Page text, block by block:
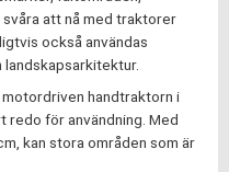
att nå med traktorer
också användas
handtraktorn i
redo för användning. Med
kan stora områden som är